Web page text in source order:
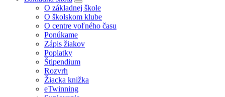
O základnej škole
O školskom klube
O centre voľného času
Ponúkame
Zápis žiakov
Poplatky
Štipendium
Rozvrh
Žiacka knižka
eTwinning